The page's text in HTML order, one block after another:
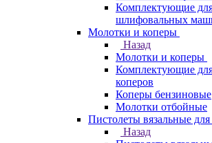
Комплектующие
шлифовальных
Молотки и коперы
Назад
Молотки и коперы
Комплектующие
коперов
Коперы бензиновые
Молотки отбойные
Пистолеты вязальные
Назад